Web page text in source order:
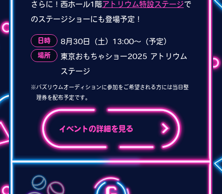
さらに！西ホール1階アトリウム特設ステージで
のステージショーにも登場予定！
日時 8月30日（土）13:00〜（予定）
場所
東京おもちゃショー2025 アトリウム
ステージ
※バズリウムオーディションに参加をご希望される方には当日整
理券を配布予定です。
イベントの詳細を見る